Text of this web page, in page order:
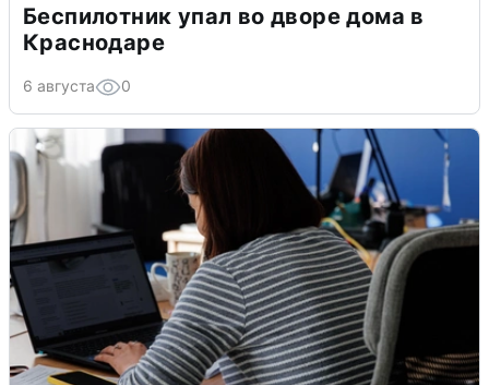
Беспилотник упал во дворе дома в
Краснодаре
6 августа 0